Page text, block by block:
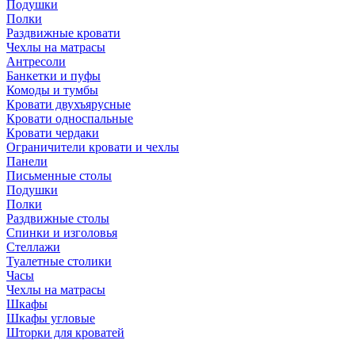
Подушки
Полки
Раздвижные кровати
Чехлы на матрасы
Антресоли
Банкетки и пуфы
Комоды и тумбы
Кровати двухъярусные
Кровати односпальные
Кровати чердаки
Ограничители кровати и чехлы
Панели
Письменные столы
Подушки
Полки
Раздвижные столы
Спинки и изголовья
Стеллажи
Туалетные столики
Часы
Чехлы на матрасы
Шкафы
Шкафы угловые
Шторки для кроватей